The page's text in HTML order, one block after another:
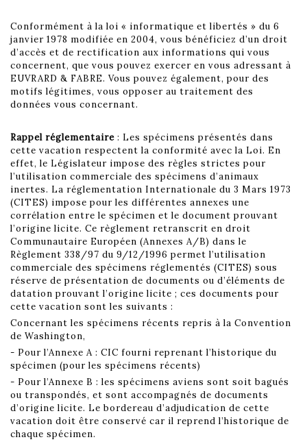
Conformément à la loi « informatique et libertés » du 6
janvier 1978 modifiée en 2004, vous bénéficiez d’un droit
d’accès et de rectification aux informations qui vous
concernent, que vous pouvez exercer en vous adressant à
EUVRARD & FABRE. Vous pouvez également, pour des
motifs légitimes, vous opposer au traitement des
données vous concernant.
Rappel réglementaire : Les spécimens présentés dans
cette vacation respectent la conformité avec la Loi. En
effet, le Législateur impose des règles strictes pour
l’utilisation commerciale des spécimens d’animaux
inertes. La réglementation Internationale du 3 Mars 1973
(CITES) impose pour les différentes annexes une
corrélation entre le spécimen et le document prouvant
l’origine licite. Ce règlement retranscrit en droit
Communautaire Européen (Annexes A/B) dans le
Règlement 338/97 du 9/12/1996 permet l’utilisation
commerciale des spécimens réglementés (CITES) sous
réserve de présentation de documents ou d’éléments de
datation prouvant l’origine licite ; ces documents pour
cette vacation sont les suivants :
Concernant les spécimens récents repris à la Convention
de Washington,
- Pour l’Annexe A : CIC fourni reprenant l’historique du
spécimen (pour les spécimens récents)
- Pour l’Annexe B : les spécimens aviens sont soit bagués
ou transpondés, et sont accompagnés de documents
d’origine licite. Le bordereau d’adjudication de cette
vacation doit être conservé car il reprend l’historique de
chaque spécimen.